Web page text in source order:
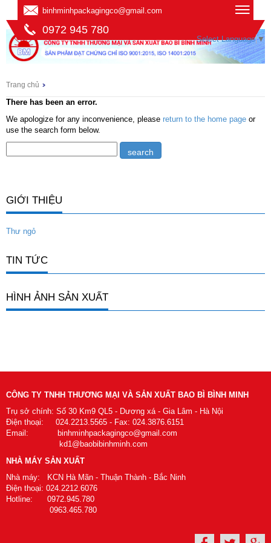
binhminhpackagingco@gmail.com
0972 945 780
Select Language ▼
Trang chủ
There has been an error.
We apologize for any inconvenience, please return to the home page or
use the search form below.
GIỚI THIỆU
Thư ngỏ
TIN TỨC
HÌNH ẢNH SẢN XUẤT
CÔNG TY TNHH THƯƠNG MẠI VÀ SẢN XUẤT BAO BÌ BÌNH MINH
Trụ sở chính: Số 30 Km9 QL5 - Dương xá - Gia Lâm - Hà Nội
Điện thoại: 024.2213.5565 - Fax: 024.3876.6151
Email: binhminhpackagingco@gmail.com
kd1@baobibinhminh.com
NHÀ MÁY SẢN XUẤT
Nhà máy: KCN Hà Mãn - Thuận Thành - Bắc Ninh
Điện thoại: 024.2212.6076
Hotline: 0972.945.780
0963.465.780